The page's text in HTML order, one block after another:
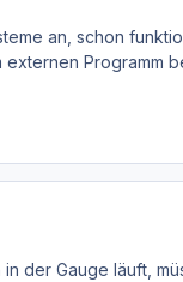
an, schon
Programm
der Gauge läuft,